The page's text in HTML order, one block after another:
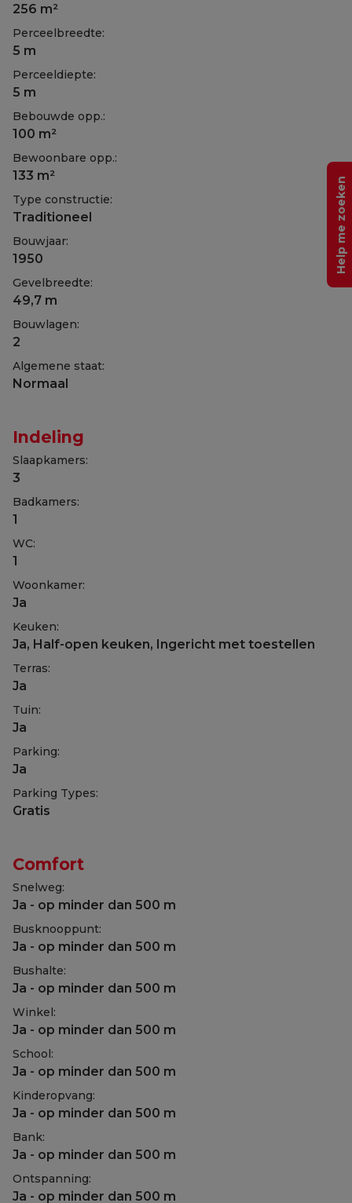
256 m²
Perceelbreedte:
5 m
Perceeldiepte:
5 m
Bebouwde opp.:
100 m²
Bewoonbare opp.:
133 m²
Type constructie:
Traditioneel
Bouwjaar:
1950
Gevelbreedte:
49,7 m
Bouwlagen:
2
Algemene staat:
Normaal
Indeling
Slaapkamers:
3
Badkamers:
1
WC:
1
Woonkamer:
Ja
Keuken:
Ja, Half-open keuken, Ingericht met toestellen
Terras:
Ja
Tuin:
Ja
Parking:
Ja
Parking Types:
Gratis
Comfort
Snelweg:
Ja - op minder dan 500 m
Busknooppunt:
Ja - op minder dan 500 m
Bushalte:
Ja - op minder dan 500 m
Winkel:
Ja - op minder dan 500 m
School:
Ja - op minder dan 500 m
Kinderopvang:
Ja - op minder dan 500 m
Bank:
Ja - op minder dan 500 m
Ontspanning:
Ja - op minder dan 500 m
Help me zoeken